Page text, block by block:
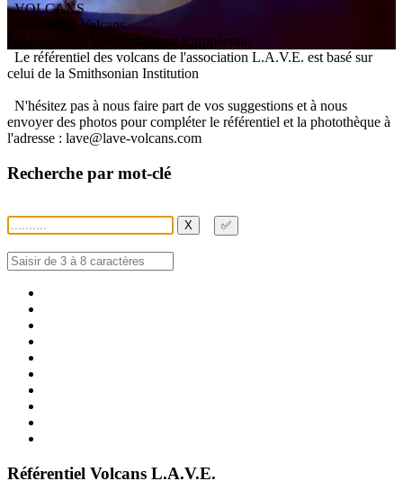
VOLCANS
/ Référentiel Volcans
ssociation V olcanologiqueEuropéenne
Le référentiel des volcans de l'association L.A.V.E. est basé sur
celui de la Smithsonian Institution
N'hésitez pas à nous faire part de vos suggestions et à nous
envoyer des photos pour compléter le référentiel et la photothèque à
l'adresse : lave@lave-volcans.com
Recherche par mot-clé
X ✅
Référentiel Volcans L.A.V.E.